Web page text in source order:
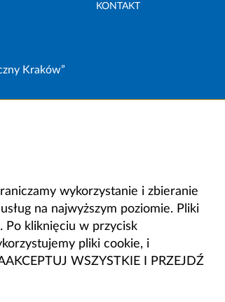
KONTAKT
Kraków”
wykorzystanie i zbieranie
na najwyższym poziomie. Pliki
Po kliknięciu w przycisk
pliki cookie, i
WSZYSTKIE I PRZEJDŹ